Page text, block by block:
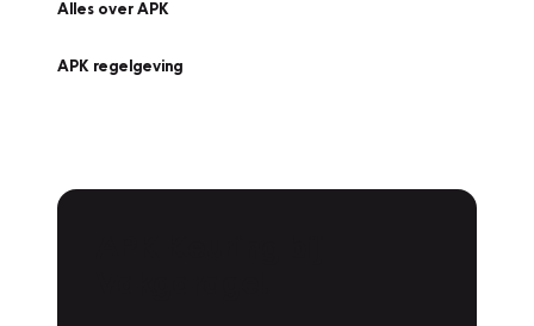
Alles over APK
APK regelgeving